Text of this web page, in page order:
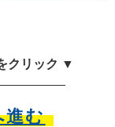
クリック ▼
進む